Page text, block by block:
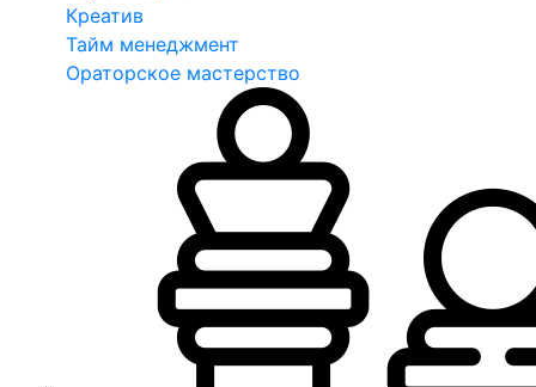
Креатив
Тайм менеджмент
Ораторское мастерство